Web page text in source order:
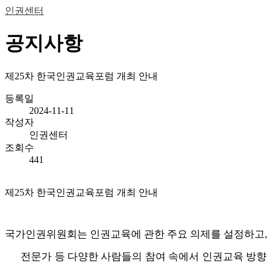
인권센터
공지사항
제25차 한국인권교육포럼 개최 안내
등록일
2024-11-11
작성자
인권센터
조회수
441
제25차 한국인권교육포럼 개최 안내
국가인권위원회는 인권교육에 관한 주요 의제를 설정하고,
전문가 등 다양한 사람들의 참여 속에서 인권교육 방향